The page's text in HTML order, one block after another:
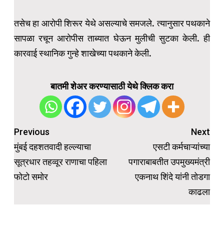
तसेच हा आरोपी शिरूर येथे असल्याचे समजले. त्यानुसार पथकाने
सापळा रचून आरोपीस ताब्यात घेऊन मुलीची सुटका केली. ही
कारवाई स्थानिक गुन्हे शाखेच्या पथकाने केली.
बातमी शेअर करण्यासाठी येथे क्लिक करा
Post
navigation
Previous
मुंबई दहशतवादी हल्ल्याचा
सूत्रधार तहव्वूर राणाचा पहिला
फोटो समोर
Next
एसटी कर्मचाऱ्यांच्या
पगाराबाबतीत उपमुख्यमंत्री
एकनाथ शिंदे यांनी तोडगा
काढला